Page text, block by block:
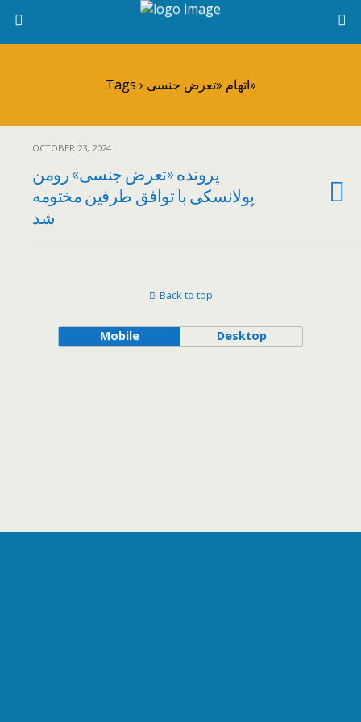
Tags › اتهام «تعرض جنسی»
OCTOBER 23, 2024
پرونده «تعرض جنسی» رومن
پولانسکی با توافق طرفین مختومه
شد
Back to top
Mobile Desktop